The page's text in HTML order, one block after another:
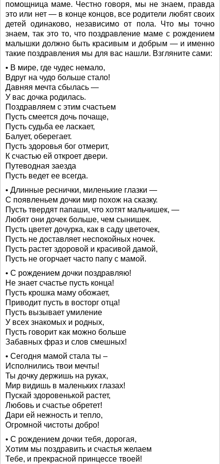
помощница маме. Честно говоря, мы не знаем, правда
это или нет — в конце концов, все родители любят своих
детей одинаково, независимо от пола. Что мы точно
знаем, так это то, что поздравление маме с рождением
малышки должно быть красивым и добрым — и именно
такие поздравления мы для вас нашли. Взгляните сами:
• В мире, где чудес немало,
Вдруг на чудо больше стало!
Давняя мечта сбылась —
У вас дочка родилась.
Поздравляем с этим счастьем
Пусть смеется дочь почаще,
Пусть судьба ее ласкает,
Балует, оберегает.
Пусть здоровья бог отмерит,
К счастью ей откроет двери.
Путеводная заезда
Пусть ведет ее всегда.
• Длинные реснички, миленькие глазки —
С появленьем дочки мир похож на сказку.
Пусть твердят папаши, что хотят мальчишек, —
Любят они дочек больше, чем сынишек.
Пусть цветет дочурка, как в саду цветочек,
Пусть не доставляет неспокойных ночек.
Пусть растет здоровой и красивой дамой,
Пусть не огорчает часто папу с мамой.
• С рождением дочки поздравляю!
Не знает счастье пусть конца!
Пусть крошка маму обожает,
Приводит пусть в восторг отца!
Пусть вызывает умиление
У всех знакомых и родных,
Пусть говорит как можно больше
Забавных фраз и слов смешных!
• Сегодня мамой стала ты –
Исполнились твои мечты!
Ты дочку держишь на руках,
Мир видишь в маленьких глазах!
Пускай здоровенькой растет,
Любовь и счастье обретет!
Дари ей нежность и тепло,
Огромной чистоты добро!
• С рождением дочки тебя, дорогая,
Хотим мы поздравить и счастья желаем
Тебе, и прекрасной принцессе твоей!